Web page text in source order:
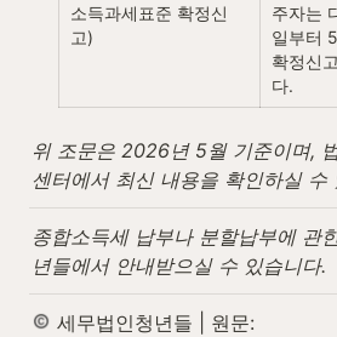
소득과세표준 확정신
고)
주자는
일부터
확정신
다.
위 조문은 2026년 5월 기준이며,
센터에서 최신 내용을 확인하실 수
종합소득세 납부나 분할납부에 관
년들에서 안내받으실 수 있습니다.